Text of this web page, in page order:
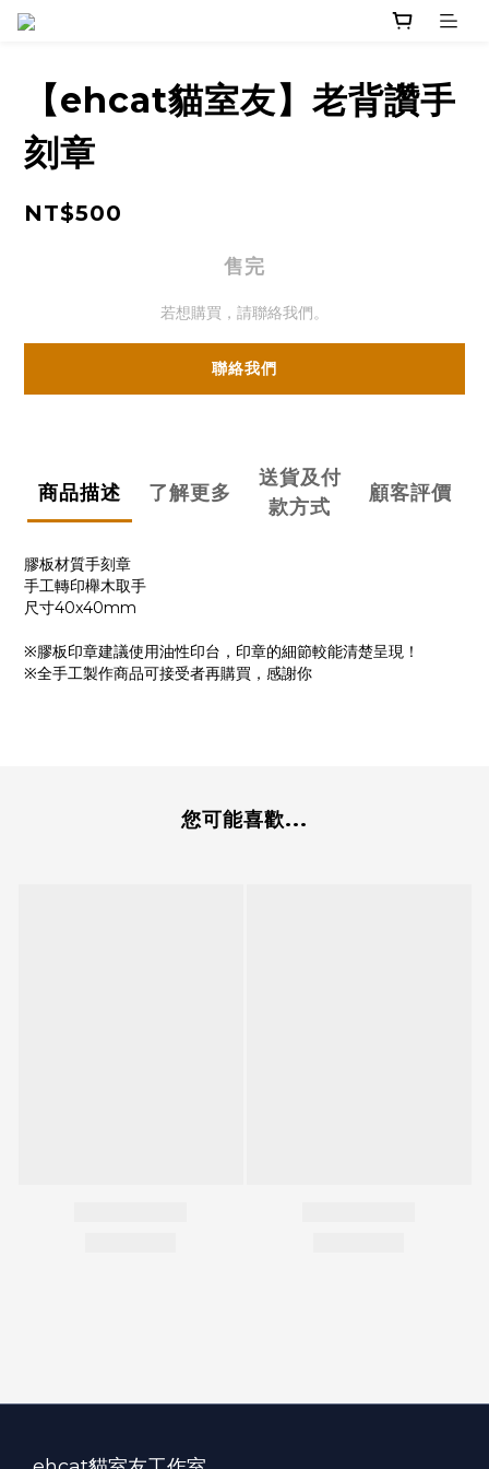
【ehcat貓室友】老背讚手
刻章
NT$500
售完
若想購買，請聯絡我們。
聯絡我們
商品描述 了解更多
送貨及付
款方式
顧客評價
膠板材質手刻章
手工轉印櫸木取手
尺寸40x40mm
※膠板印章建議使用油性印台，印章的細節較能清楚呈現！
※全手工製作商品可接受者再購買，感謝你
您可能喜歡...